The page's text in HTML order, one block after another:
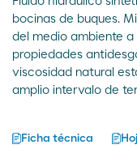
bocinas de buques.
del medio ambiente
propiedades
viscosidad natural
amplio intervalo de
Ficha técnica